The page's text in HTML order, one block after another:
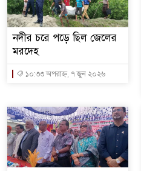
নদীর চরে পড়ে ছিল জেলের
মরদেহ
১০:৩৩ অপরাহ্ন, ৭ জুন ২০২৬